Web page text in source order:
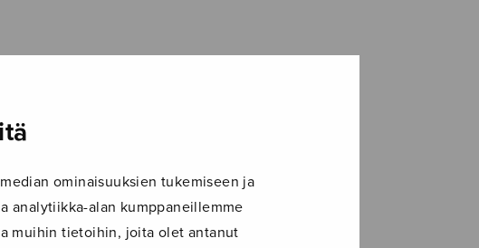
ominaisuuksien tukemiseen ja
analytiikka-alan kumppaneillemme
muihin tietoihin, joita olet antanut